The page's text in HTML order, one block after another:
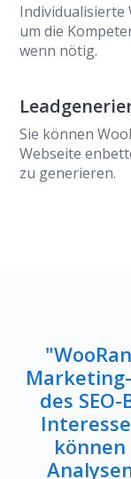
Individualisierte
um die
wenn nötig.
Sie können
Webseite
zu generieren.
des